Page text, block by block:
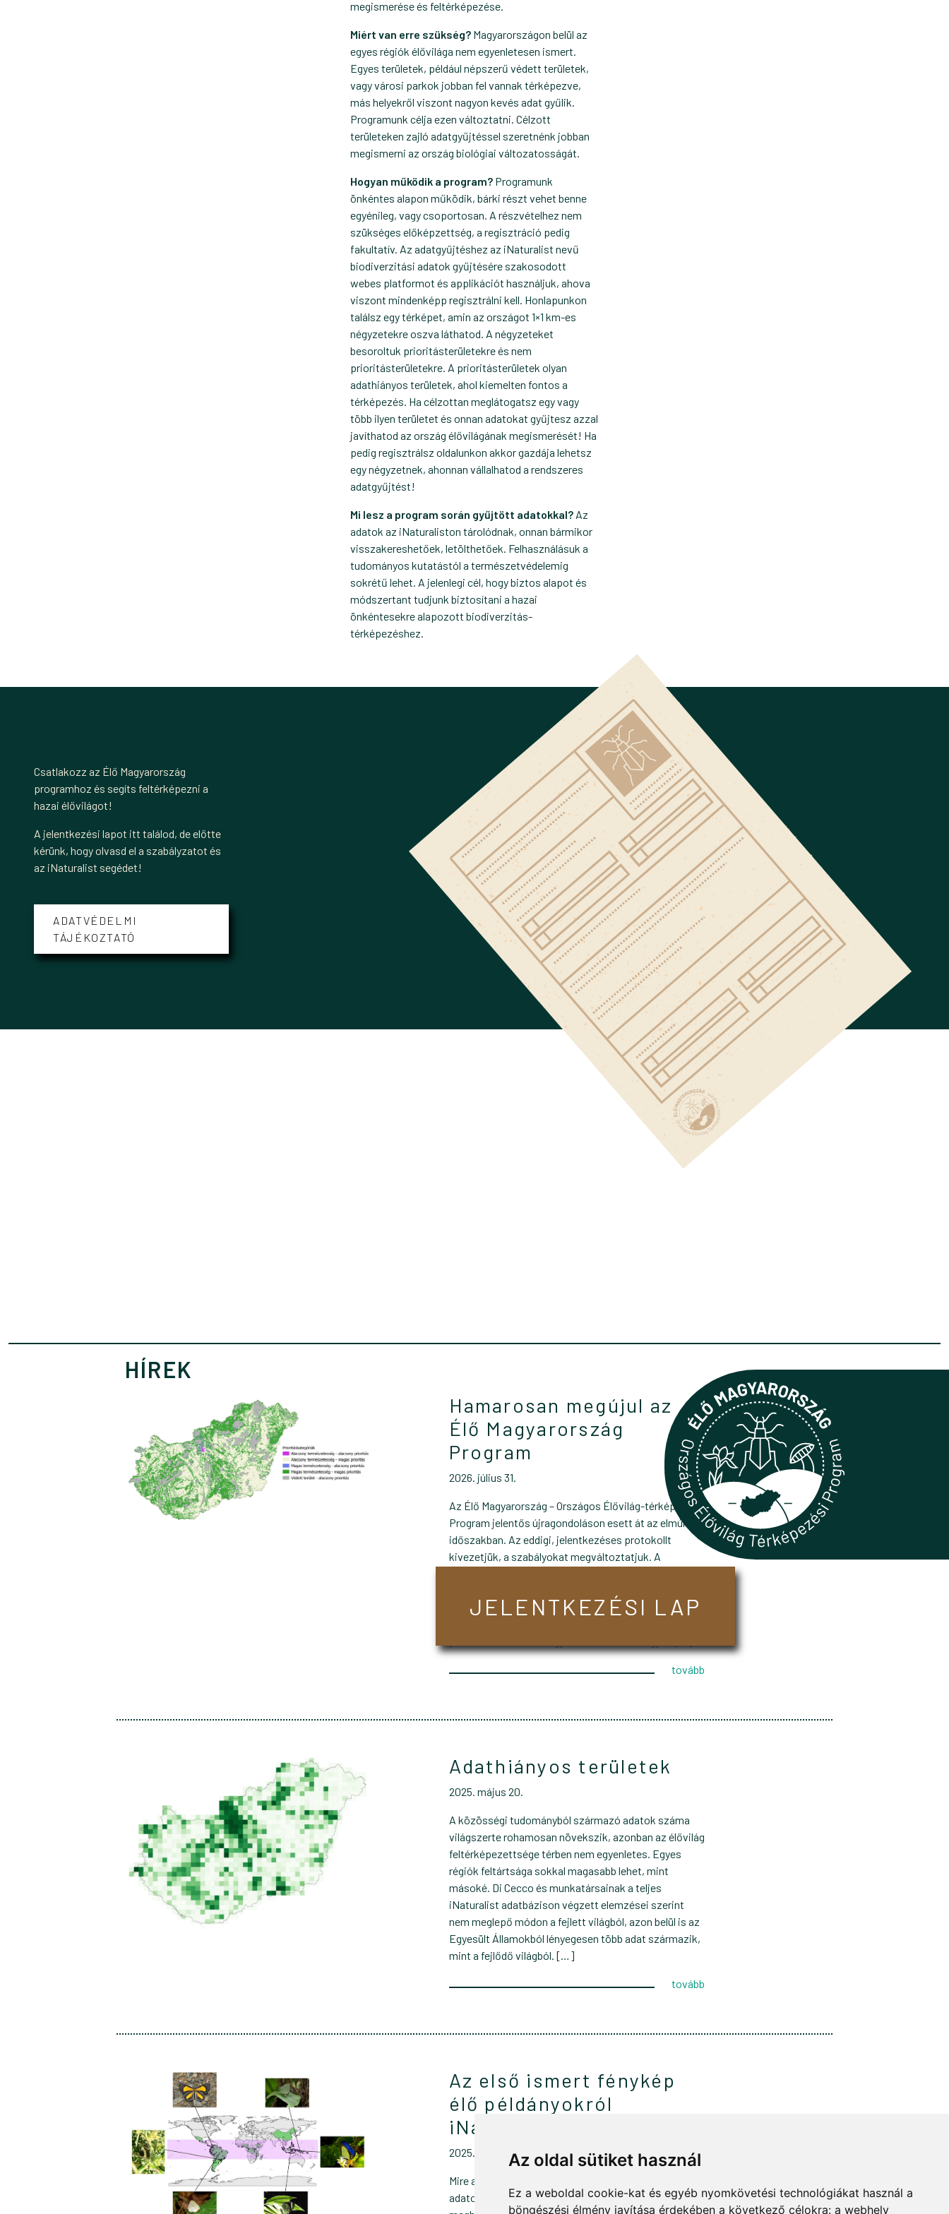
Az oldal sütiket használ
Ez a weboldal cookie-kat és egyéb nyomkövetési technológiákat használ a
böngészési élmény javítása érdekében a következő célokra: a webhely
megismerése és feltérképezése.
Miért van erre szükség? Magyarországon belül az
egyes régiók élővilága nem egyenletesen ismert.
Egyes területek, például népszerű védett területek,
vagy városi parkok jobban fel vannak térképezve,
más helyekről viszont nagyon kevés adat gyűlik.
Programunk célja ezen változtatni. Célzott
területeken zajló adatgyűjtéssel szeretnénk jobban
megismerni az ország biológiai változatosságát.
Hogyan működik a program? Programunk
önkéntes alapon működik, bárki részt vehet benne
egyénileg, vagy csoportosan. A részvételhez nem
szükséges előképzettség, a regisztráció pedig
fakultatív. Az adatgyűjtéshez az iNaturalist nevű
biodiverzitási adatok gyűjtésére szakosodott
webes platformot és applikációt használjuk, ahova
viszont mindenképp regisztrálni kell. Honlapunkon
találsz egy térképet, amin az országot 1×1 km-es
négyzetekre oszva láthatod. A négyzeteket
besoroltuk prioritásterületekre és nem
prioritásterületekre. A prioritásterületek olyan
adathiányos területek, ahol kiemelten fontos a
térképezés. Ha célzottan meglátogatsz egy vagy
több ilyen területet és onnan adatokat gyűjtesz azzal
javíthatod az ország élővilágának megismerését! Ha
pedig regisztrálsz oldalunkon akkor gazdája lehetsz
egy négyzetnek, ahonnan vállalhatod a rendszeres
adatgyűjtést!
Mi lesz a program során gyűjtött adatokkal? Az
adatok az iNaturaliston tárolódnak, onnan bármikor
visszakereshetőek, letölthetőek. Felhasználásuk a
tudományos kutatástól a természetvédelemig
sokrétű lehet. A jelenlegi cél, hogy biztos alapot és
módszertant tudjunk biztosítani a hazai
önkéntesekre alapozott biodiverzitás-
térképezéshez.
Csatlakozz az Élő Magyarország
programhoz és segíts feltérképezni a
hazai élővilágot!
A jelentkezési lapot itt találod, de előtte
kérünk, hogy olvasd el a szabályzatot és
az iNaturalist segédet!
ADATVÉDELMI
TÁJÉKOZTATÓ
JELENTKEZÉSI LAP
HÍREK
Hamarosan megújul az
Élő Magyarország
Program
2026. július 31.
Az Élő Magyarország – Országos Élővilág-térképezési
Program jelentős újragondoláson esett át az elmúlt
időszakban. Az eddigi, jelentkezéses protokollt
kivezetjük, a szabályokat megváltoztatjuk. A
majd a négyzeteket öt kategóriába soroltuk
tovább
Adathiányos területek
2025. május 20.
A közösségi tudományból származó adatok száma
világszerte rohamosan növekszik, azonban az élővilág
feltérképezettsége térben nem egyenletes. Egyes
régiók feltártsága sokkal magasabb lehet, mint
másoké. Di Cecco és munkatársainak a teljes
iNaturalist adatbázison végzett elemzései szerint
nem meglepő módon a fejlett világból, azon belül is az
Egyesült Államokból lényegesen több adat származik,
mint a fejlődő világból. […]
tovább
Az első ismert fénykép
élő példányokról
iNaturalist projekt
2025. május 05.
Mire alkalmazhatóak a közösségi tudományos
adatok? Magyarországról vagy Európából nézve néha